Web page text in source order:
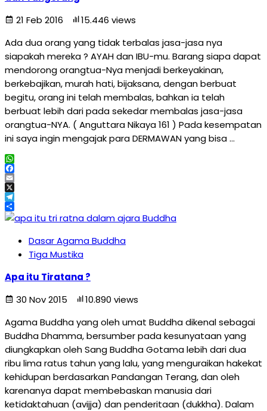
21 Feb 2016
15.446 views
Ada dua orang yang tidak terbalas jasa-jasa nya
siapakah mereka ? AYAH dan IBU-mu. Barang siapa dapat
mendorong orangtua-Nya menjadi berkeyakinan,
berkebajikan, murah hati, bijaksana, dengan berbuat
begitu, orang ini telah membalas, bahkan ia telah
berbuat lebih dari pada sekedar membalas jasa-jasa
orangtua-NYA. ( Anguttara Nikaya 161 ) Pada kesempatan
ini saya ingin mengajak para DERMAWAN yang bisa …
WhatsApp
Facebook
Email
X
Telegram
Share
Dasar Agama Buddha
Tiga Mustika
Apa itu Tiratana ?
30 Nov 2015
10.890 views
Agama Buddha yang oleh umat Buddha dikenal sebagai
Buddha Dhamma, bersumber pada kesunyataan yang
diungkapkan oleh Sang Buddha Gotama lebih dari dua
ribu lima ratus tahun yang lalu, yang menguraikan hakekat
kehidupan berdasarkan Pandangan Terang, dan oleh
karenanya dapat membebaskan manusia dari
ketidaktahuan (avijja) dan penderitaan (dukkha). Dalam